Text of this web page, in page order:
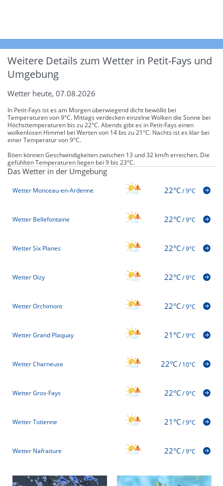
Weitere Details zum Wetter in Petit-Fays und
Umgebung
Wetter heute, 07.08.2026
In Petit-Fays ist es am Morgen überwiegend dicht bewölkt bei
Temperaturen von 9°C. Mittags verdecken einzelne Wolken die Sonne bei
Höchsttemperaturen bis zu 22°C. Abends gibt es in Petit-Fays einen
wolkenlosen Himmel bei Werten von 14 bis zu 21°C. Nachts ist es klar bei
einer Temperatur von 9°C.
Böen können Geschwindigkeiten zwischen 13 und 32 km/h erreichen. Die
gefühlten Temperaturen liegen bei 9 bis 23°C.
Das Wetter in der Umgebung
Wetter Monceau-en-Ardenne 22°C/9°C
Wetter Bellefontaine 22°C/9°C
Wetter Six Planes 22°C/9°C
Wetter Oizy 22°C/9°C
Wetter Orchimont 22°C/9°C
Wetter Grand Plaquay 21°C/9°C
Wetter Charneuse 22°C/10°C
Wetter Gros-Fays 22°C/9°C
Wetter Totienne 21°C/9°C
Wetter Nafraiture 22°C/9°C